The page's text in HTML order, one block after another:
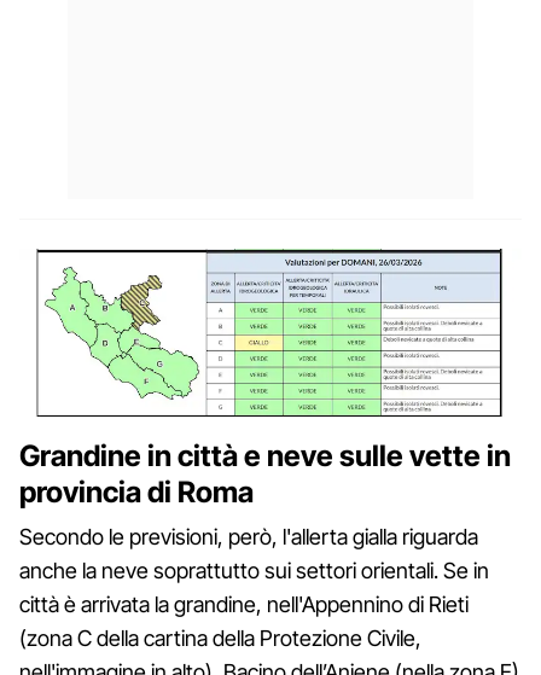
Grandine in città e neve sulle vette in
provincia di Roma
Secondo le previsioni, però, l'allerta gialla riguarda
anche la neve soprattutto sui settori orientali. Se in
città è arrivata la grandine, nell'Appennino di Rieti
(zona C della cartina della Protezione Civile,